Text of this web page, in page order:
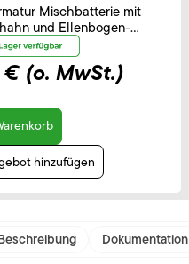
Mischbatterie mit
und Ellenbogen-
Auslauf 230 mm
€ (o. MwSt.)
hinzufügen
Dokumentation